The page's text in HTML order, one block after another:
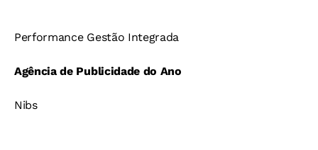
Performance Gestão Integrada
Agência de Publicidade do Ano
Nibs